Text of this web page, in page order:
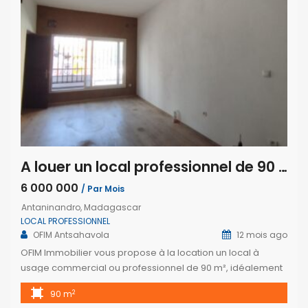
A louer un local professionnel de 90 m2 sur 3 niveaux en bord de route principale à Antaninandro- Antananarivo
6 000 000 / Par Mois
Antaninandro, Madagascar
LOCAL PROFESSIONNEL
OFIM Antsahavola
12 mois ago
OFIM Immobilier vous propose à la location un local à
usage commercial ou professionnel de 90 m², idéalement
situé en bord de la route principale à Antaninandro –
Antananarivo. Réparti sur trois niveaux, ce local comprend
90 m2